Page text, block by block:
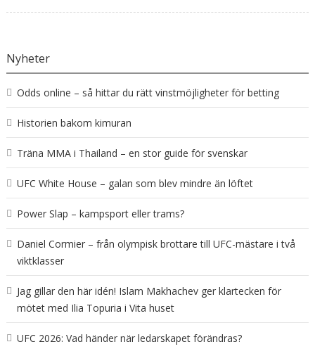
Nyheter
Odds online – så hittar du rätt vinstmöjligheter för betting
Historien bakom kimuran
Träna MMA i Thailand – en stor guide för svenskar
UFC White House – galan som blev mindre än löftet
Power Slap – kampsport eller trams?
Daniel Cormier – från olympisk brottare till UFC-mästare i två
viktklasser
Jag gillar den här idén! Islam Makhachev ger klartecken för
mötet med Ilia Topuria i Vita huset
UFC 2026: Vad händer när ledarskapet förändras?